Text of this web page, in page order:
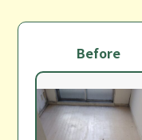
Before